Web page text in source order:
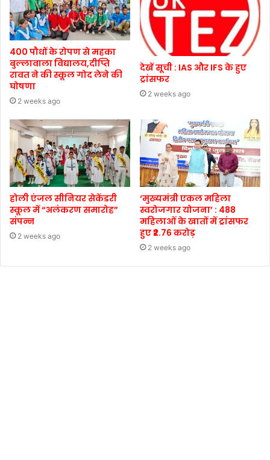
400 पौधों के रोपण से महका
बुल्लावाला विद्यालय,दीप्ति
रावत ने की स्कूल गोद लेने की
घोषणा
2 weeks ago
देखें सूची : IAS और IFS के हुए
ट्रांसफर
2 weeks ago
होली एंजल सीनियर सेकेंडरी
स्कूल में “अलंकरण समारोह”
संपन्न
2 weeks ago
‘मुख्यमंत्री एकल महिला
स्वरोजगार योजना’ : 488
महिलाओं के खातों में ट्रांसफर
हुए ₹2.76 करोड़
2 weeks ago